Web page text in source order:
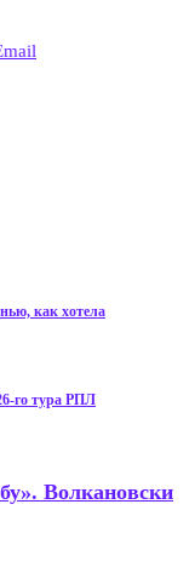
как хотела
го тура РПЛ
Волкановски